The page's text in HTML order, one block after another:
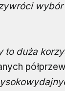
to duża